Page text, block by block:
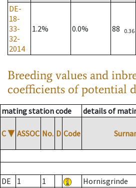
DE-
18-
33-
32-
2014
1.2% 0.0% 88 0.36
Breeding values and
coefficients of potential
mating station code details of
C ▼ ASSOC No. D Code
DE 1 1 Hornisgrinde